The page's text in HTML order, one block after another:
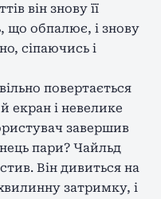
він знову її
що обпалює, і знову
сіпаючись і
повертається
екран і невелике
завершив
пари? Чайльд
Він дивиться на
затримку, і